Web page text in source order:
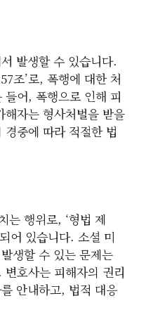
발생할 수 있습니다.
조’로, 폭행에 대한 처
어, 폭행으로 인해 피
자는 형사처벌을 받을
중에 따라 적절한 법
는 행위로, ‘형법 제
어 있습니다. 소셜 미
생할 수 있는 문제는
호사는 피해자의 권리
안내하고, 법적 대응